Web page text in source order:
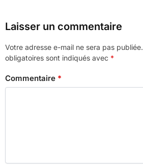
Laisser un commentaire
Votre adresse e-mail ne sera pas publiée.
obligatoires sont indiqués avec *
Commentaire *